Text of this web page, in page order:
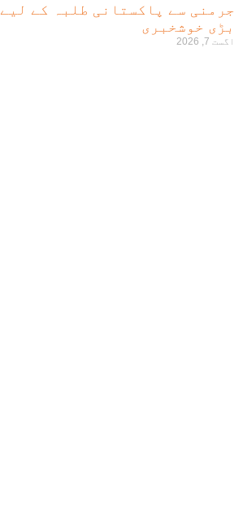
جرمنی سے پاکستانی طلبہ کے لیے
بڑی خوشخبری
اگست 7, 2026